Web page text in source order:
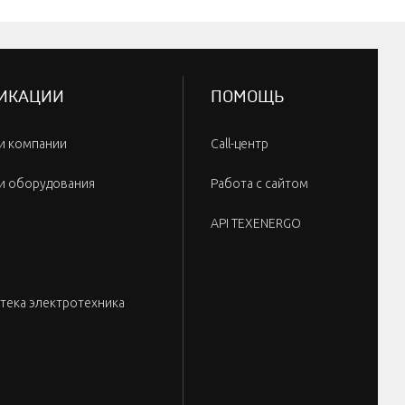
компании
оборудования
электротехника
ПОМОЩЬ
Call-центр
Работа с сайтом
API TEXENERGO